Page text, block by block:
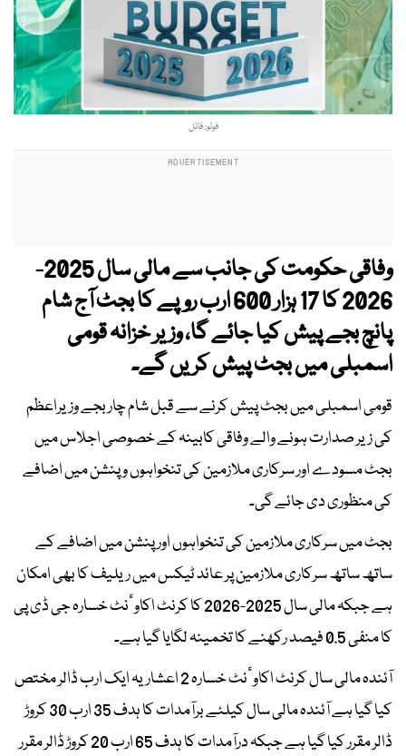
فوٹو: فائل
وفاقی حکومت کی جانب سے مالی سال 2025-
2026 کا 17 ہزار 600 ارب روپے کا بجٹ آج شام
پانچ بجے پیش کیا جائے گا، وزیر خزانہ قومی
اسمبلی میں بجٹ پیش کریں گے۔
قومی اسمبلی میں بجٹ پیش کرنے سے قبل شام چار بجے وزیراعظم
کی زیر صدارت ہونے والے وفاقی کابینہ کے خصوصی اجلاس میں
بجٹ مسودے اور سرکاری ملازمین کی تنخواہوں و پنشن میں اضافے
کی منظوری دی جائے گی۔
بجٹ میں سرکاری ملازمین کی تنخواہوں اور پنشن میں اضافے کے
ساتھ ساتھ سرکاری ملازمین پر عائد ٹیکس میں ریلیف کا بھی امکان
ہے جبکہ مالی سال 2025-2026 کا کرنٹ اکاوٴنٹ خسارہ جی ڈی پی
کا منفی 0.5 فیصد رکھنے کا تخمینہ لگایا گیا ہے۔
آئندہ مالی سال کرنٹ اکاوٴنٹ خسارہ 2 اعشاریہ ایک ارب ڈالر مختص
کیا گیا ہے آئندہ مالی سال کیلئے برآمدات کا ہدف 35 ارب 30 کروڑ
ڈالر مقرر کیا گیا ہے جبکہ درآمدات کا ہدف 65 ارب 20 کروڑ ڈالر مقرر